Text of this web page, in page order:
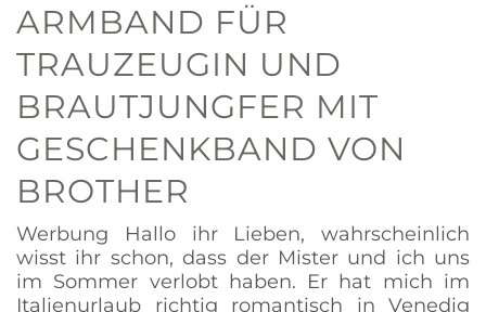
ARMBAND FÜR
TRAUZEUGIN UND
BRAUTJUNGFER MIT
GESCHENKBAND VON
BROTHER
Werbung Hallo ihr Lieben, wahrscheinlich
wisst ihr schon, dass der Mister und ich uns
im Sommer verlobt haben. Er hat mich im
Italienurlaub richtig romantisch in Venedig